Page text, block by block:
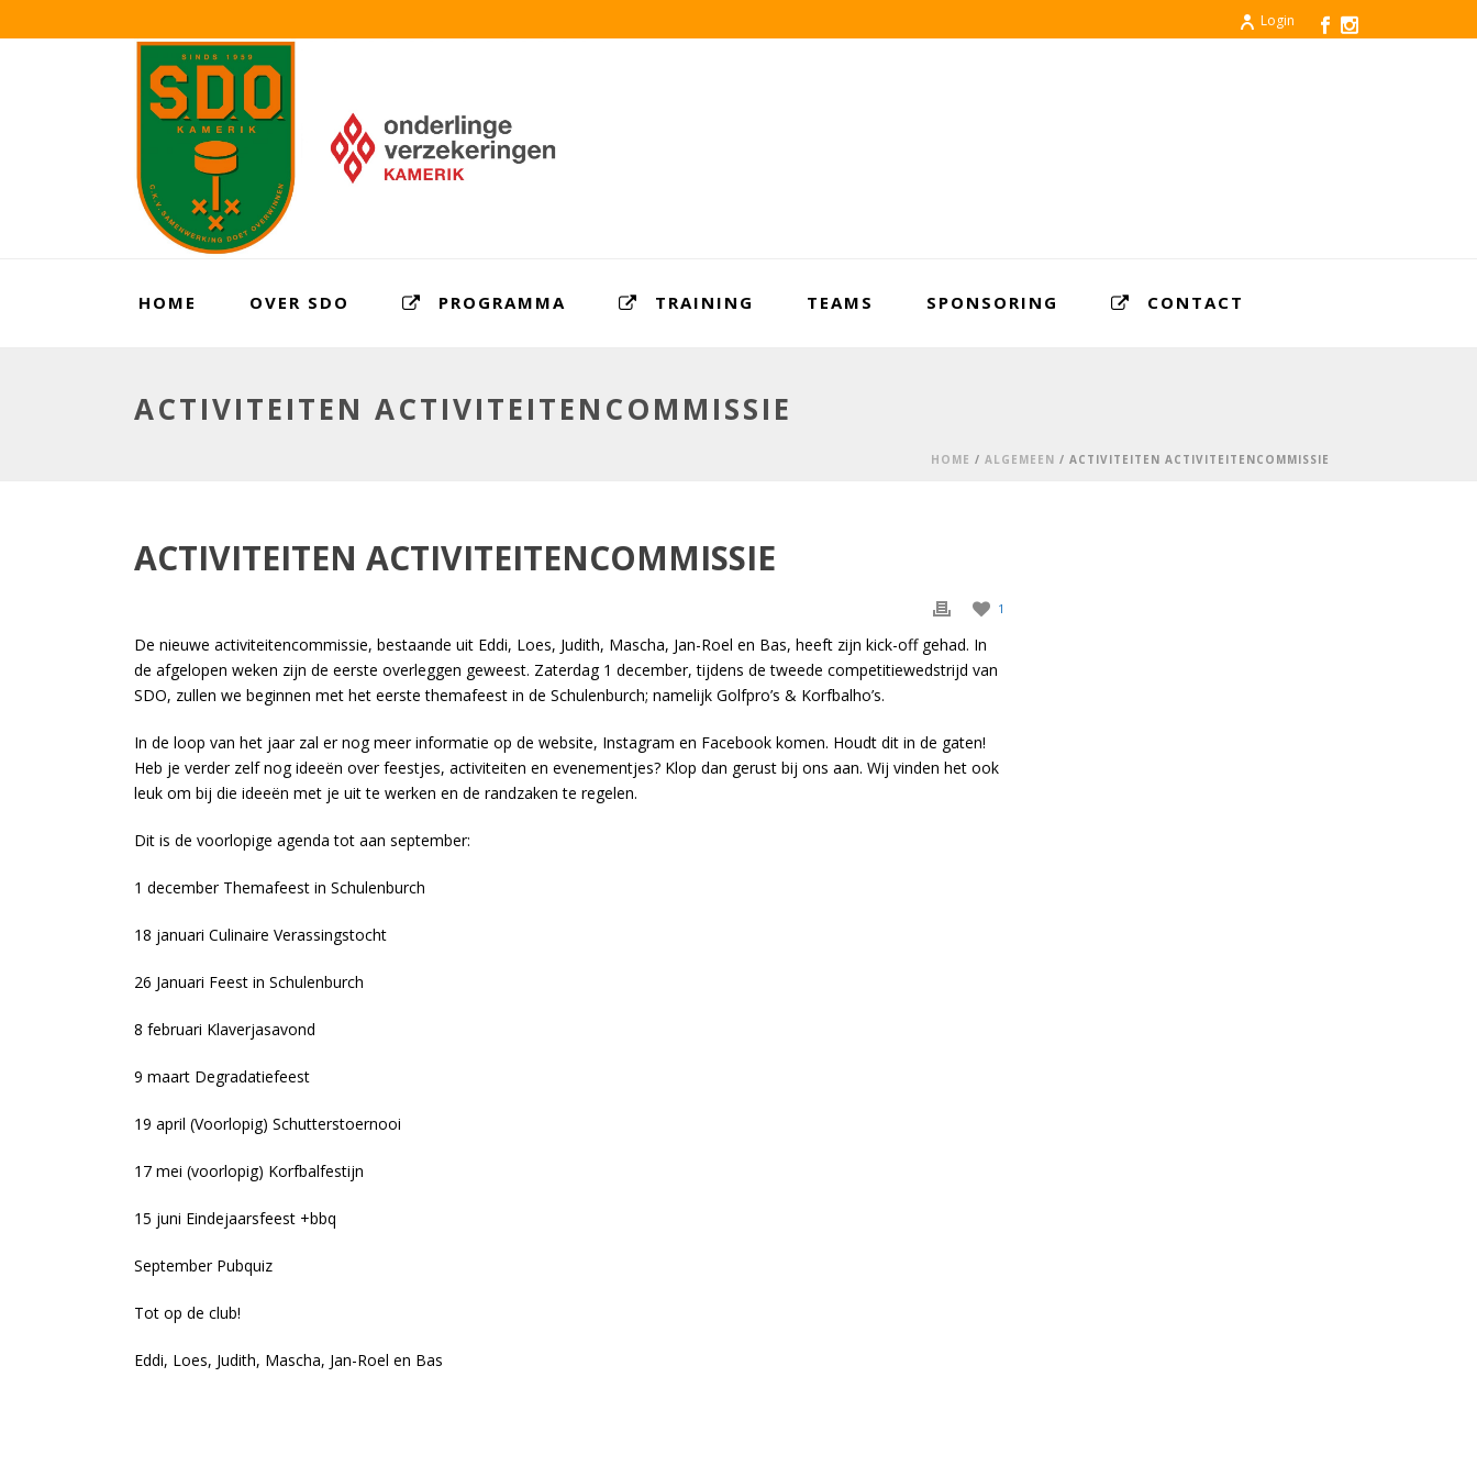
Login
HOME OVER SDO PROGRAMMA TRAINING TEAMS SPONSORING CONTACT
ACTIVITEITEN ACTIVITEITENCOMMISSIE
HOME / ALGEMEEN / ACTIVITEITEN ACTIVITEITENCOMMISSIE
ACTIVITEITEN ACTIVITEITENCOMMISSIE
1
De nieuwe activiteitencommissie, bestaande uit Eddi, Loes, Judith, Mascha, Jan-Roel en Bas, heeft zijn kick-off gehad. In
de afgelopen weken zijn de eerste overleggen geweest. Zaterdag 1 december, tijdens de tweede competitiewedstrijd van
SDO, zullen we beginnen met het eerste themafeest in de Schulenburch; namelijk Golfpro’s & Korfbalho’s.
In de loop van het jaar zal er nog meer informatie op de website, Instagram en Facebook komen. Houdt dit in de gaten!
Heb je verder zelf nog ideeën over feestjes, activiteiten en evenementjes? Klop dan gerust bij ons aan. Wij vinden het ook
leuk om bij die ideeën met je uit te werken en de randzaken te regelen.
Dit is de voorlopige agenda tot aan september:
1 december Themafeest in Schulenburch
18 januari Culinaire Verassingstocht
26 Januari Feest in Schulenburch
8 februari Klaverjasavond
9 maart Degradatiefeest
19 april (Voorlopig) Schutterstoernooi
17 mei (voorlopig) Korfbalfestijn
15 juni Eindejaarsfeest +bbq
September Pubquiz
Tot op de club!
Eddi, Loes, Judith, Mascha, Jan-Roel en Bas